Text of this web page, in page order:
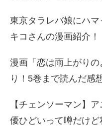
東京タラレバ娘にハ
キコさんの漫画紹介！
漫画「恋は雨上がり
り！5巻まで読んだ感
【チェンソーマン】
優ひどいって噂だけ